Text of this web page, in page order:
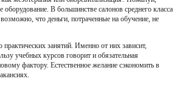
оборудование. В большинстве салонов среднего класса
что деньги, потраченные на обучение, не
практических занятий. Именно от них зависит,
учебных курсов говорит и обязательная
фактору. Естественное желание сэкономить в